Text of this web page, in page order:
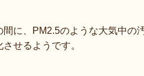
に、PM2.5のような大気中の
せるようです。